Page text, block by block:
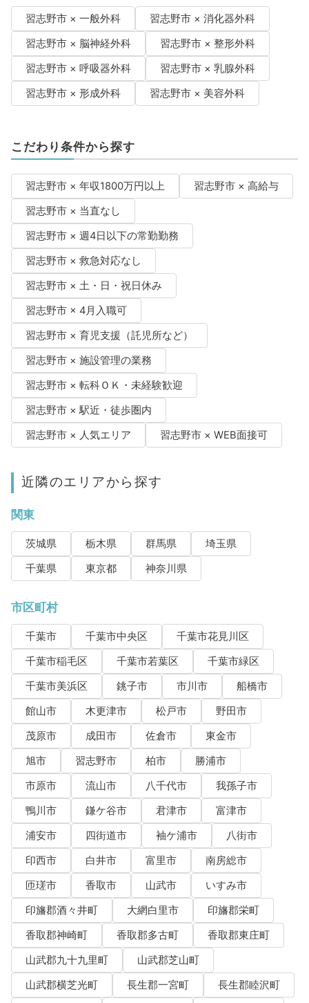
習志野市 × 一般外科
習志野市 × 消化器外科
習志野市 × 脳神経外科
習志野市 × 整形外科
習志野市 × 呼吸器外科
習志野市 × 乳腺外科
習志野市 × 形成外科
習志野市 × 美容外科
こだわり条件から探す
習志野市 × 年収1800万円以上
習志野市 × 高給与
習志野市 × 当直なし
習志野市 × 週4日以下の常勤勤務
習志野市 × 救急対応なし
習志野市 × 土・日・祝日休み
習志野市 × 4月入職可
習志野市 × 育児支援（託児所など）
習志野市 × 施設管理の業務
習志野市 × 転科ＯＫ・未経験歓迎
習志野市 × 駅近・徒歩圏内
習志野市 × 人気エリア
習志野市 × WEB面接可
近隣のエリアから探す
関東
茨城県 栃木県 群馬県
埼玉県
千葉県
東京都 神奈川県
市区町村
千葉市 千葉市中央区
千葉市花見川区
千葉市稲毛区
千葉市若葉区
千葉市緑区
千葉市美浜区
銚子市 市川市
船橋市
館山市
木更津市 松戸市
野田市
茂原市
成田市 佐倉市
東金市
旭市
習志野市 柏市
勝浦市
市原市
流山市 八千代市
我孫子市
鴨川市
鎌ケ谷市 君津市
富津市
浦安市
四街道市 袖ケ浦市
八街市
印西市
白井市 富里市
南房総市
匝瑳市
香取市 山武市
いすみ市
印旛郡酒々井町
大網白里市
印旛郡栄町
香取郡神崎町
香取郡多古町
香取郡東庄町
山武郡九十九里町
山武郡芝山町
山武郡横芝光町
長生郡一宮町
長生郡睦沢町